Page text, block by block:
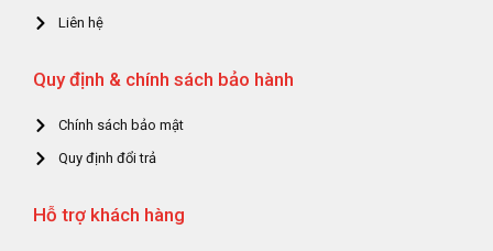
Liên hệ
Quy định & chính sách bảo hành
Chính sách bảo mật
Quy định đổi trả
Hỗ trợ khách hàng